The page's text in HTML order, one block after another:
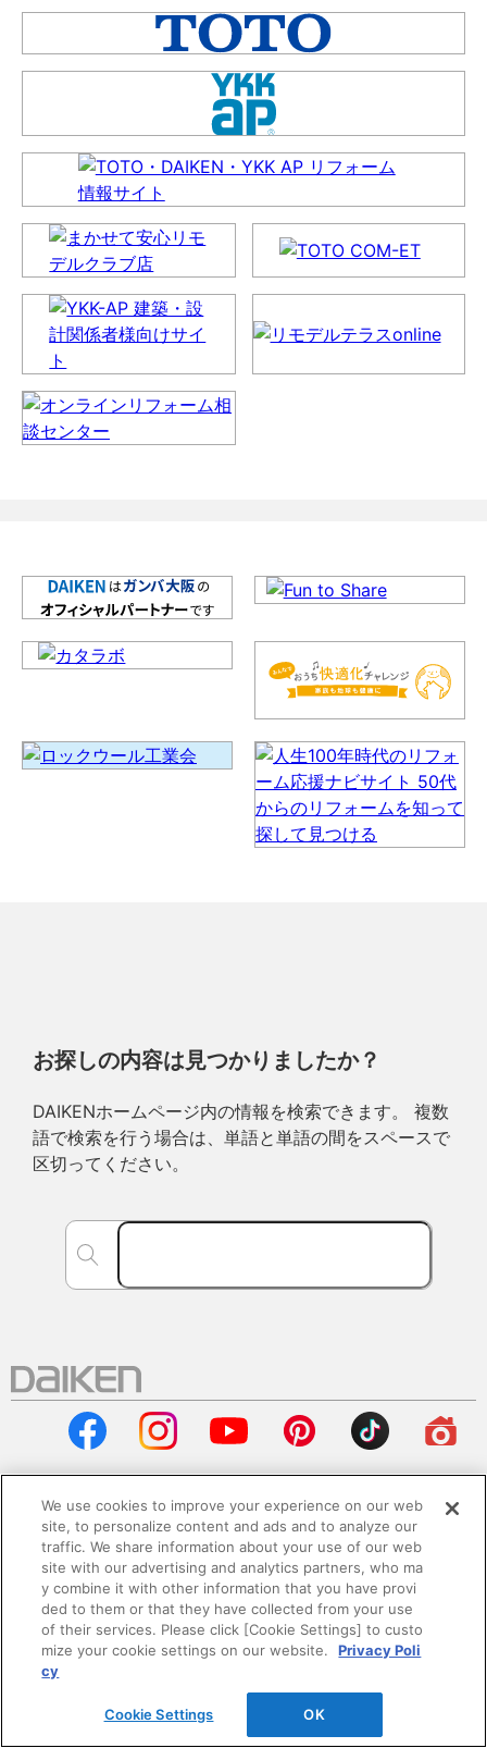
お探しの内容は見つかりましたか？
DAIKENホームページ内の情報を検索できます。 複数
語で検索を行う場合は、単語と単語の間をスペースで
区切ってください。
会社情報
企業情報
サステナビリティ
We use cookies to improve your experience on our web
site, to personalize content and ads and to analyze our
traffic. We share information about your use of our web
site with our advertising and analytics partners, who ma
y combine it with other information that you have provi
ded to them or that they have collected from your use
of their services. Please click [Cookie Settings] to custo
mize your cookie settings on our website.
Privacy Poli
cy
Cookie Settings OK